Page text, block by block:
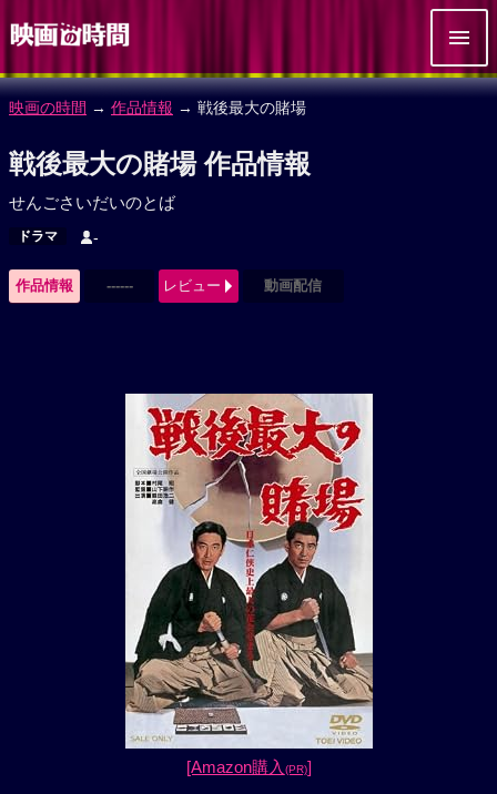
映画の時間 → 作品情報 → 戦後最大の賭場
戦後最大の賭場 作品情報
せんごさいだいのとば
ドラマ -
作品情報 ------ レビュー 動画配信
[Amazon購入 (PR)]